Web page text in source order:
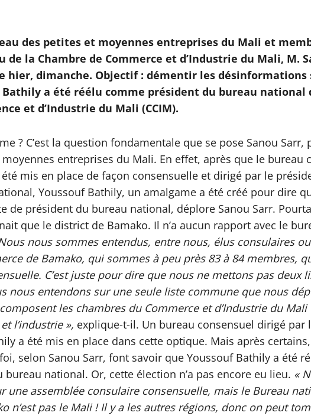
des petites et moyennes entreprises du Mali et
de la Chambre de Commerce et d’Industrie du Mali, M.
hier, dimanche. Objectif : démentir les désinformations
Bathily a été réélu comme président du bureau national
et d’Industrie du Mali (CCIM).
? C’est la question fondamentale que se pose Sanou Sarr,
moyennes entreprises du Mali. En effet, après que le bureau
été mis en place de façon consensuelle et dirigé par le
Youssouf Bathily, un amalgame a été créé pour dire
de président du bureau national, déplore Sanou Sarr.
que le district de Bamako. Il n’a aucun rapport avec le
nous sommes entendus, entre nous, élus consulaires
de Bamako, qui sommes à peu près 83 à 84 membres,
C’est juste pour dire que nous ne mettons pas deux
nous entendons sur une seule liste commune que nous
les chambres du Commerce et d’Industrie du
l’industrie », explique-t-il. Un bureau consensuel dirigé par
a été mis en place dans cette optique. Mais après
selon Sanou Sarr, font savoir que Youssouf Bathily a été
national. Or, cette élection n’a pas encore eu lieu. «
une assemblée consulaire consensuelle, mais le Bureau
n’est pas le Mali ! Il y a les autres régions, donc on peut